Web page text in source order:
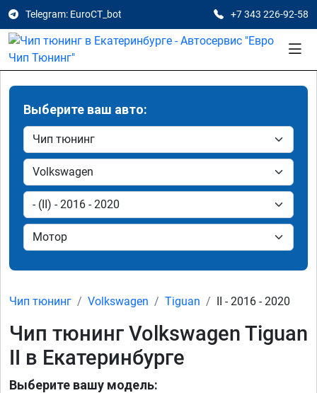
Telegram: EuroCT_bot +7 343 226-92-58
Выберите ваш авто:
Чип тюнинг Volkswagen Tiguan II - 2016 - 2020
Чип тюнинг Volkswagen Tiguan
II в Екатеринбурге
Выберите вашу модель: